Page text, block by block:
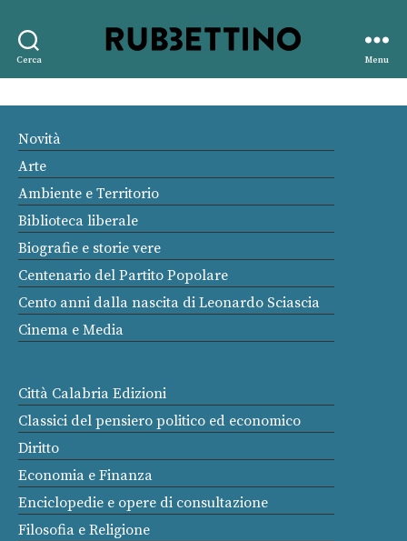
Cerca
editore
Menu
Novità
Arte
Ambiente e Territorio
Biblioteca liberale
Biografie e storie vere
Centenario del Partito Popolare
Cento anni dalla nascita di Leonardo Sciascia
Cinema e Media
Città Calabria Edizioni
Classici del pensiero politico ed economico
Diritto
Economia e Finanza
Enciclopedie e opere di consultazione
Filosofia e Religione